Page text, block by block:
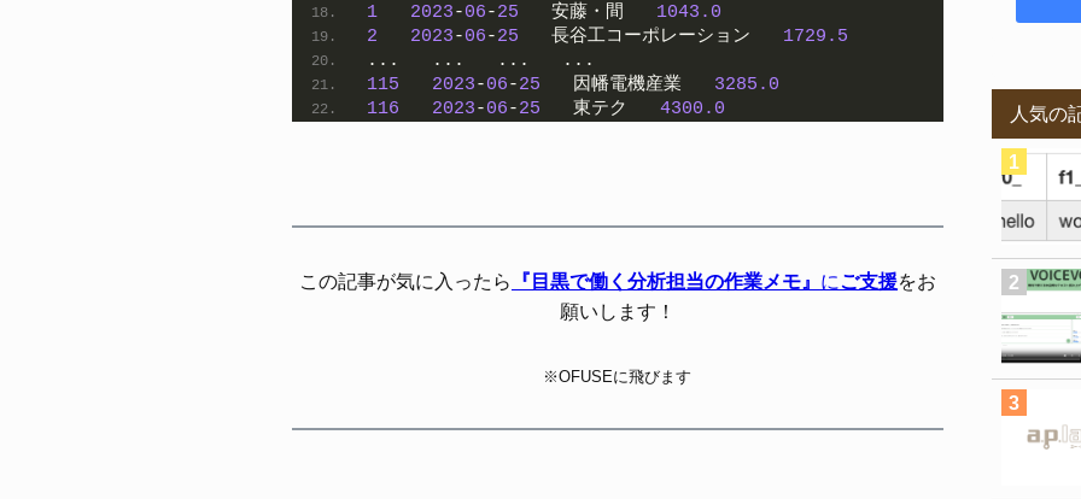
1
2023-06-25
   安藤・間
1043.0
2
2023-06-25
   長谷工コーポレーション
1729.5
...   ...   ...   ...
115
2023-06-25
   因幡電機産業
3285.0
116
2023-06-25
   東テク
4300.0
この記事が気に入ったら 『目黒で働く分析担当の作業メモ』 に ご支援をお
願いします！
※OFUSEに飛びます
人気の